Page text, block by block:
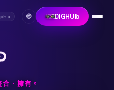
🌐 DIGHUb
· 擁有。